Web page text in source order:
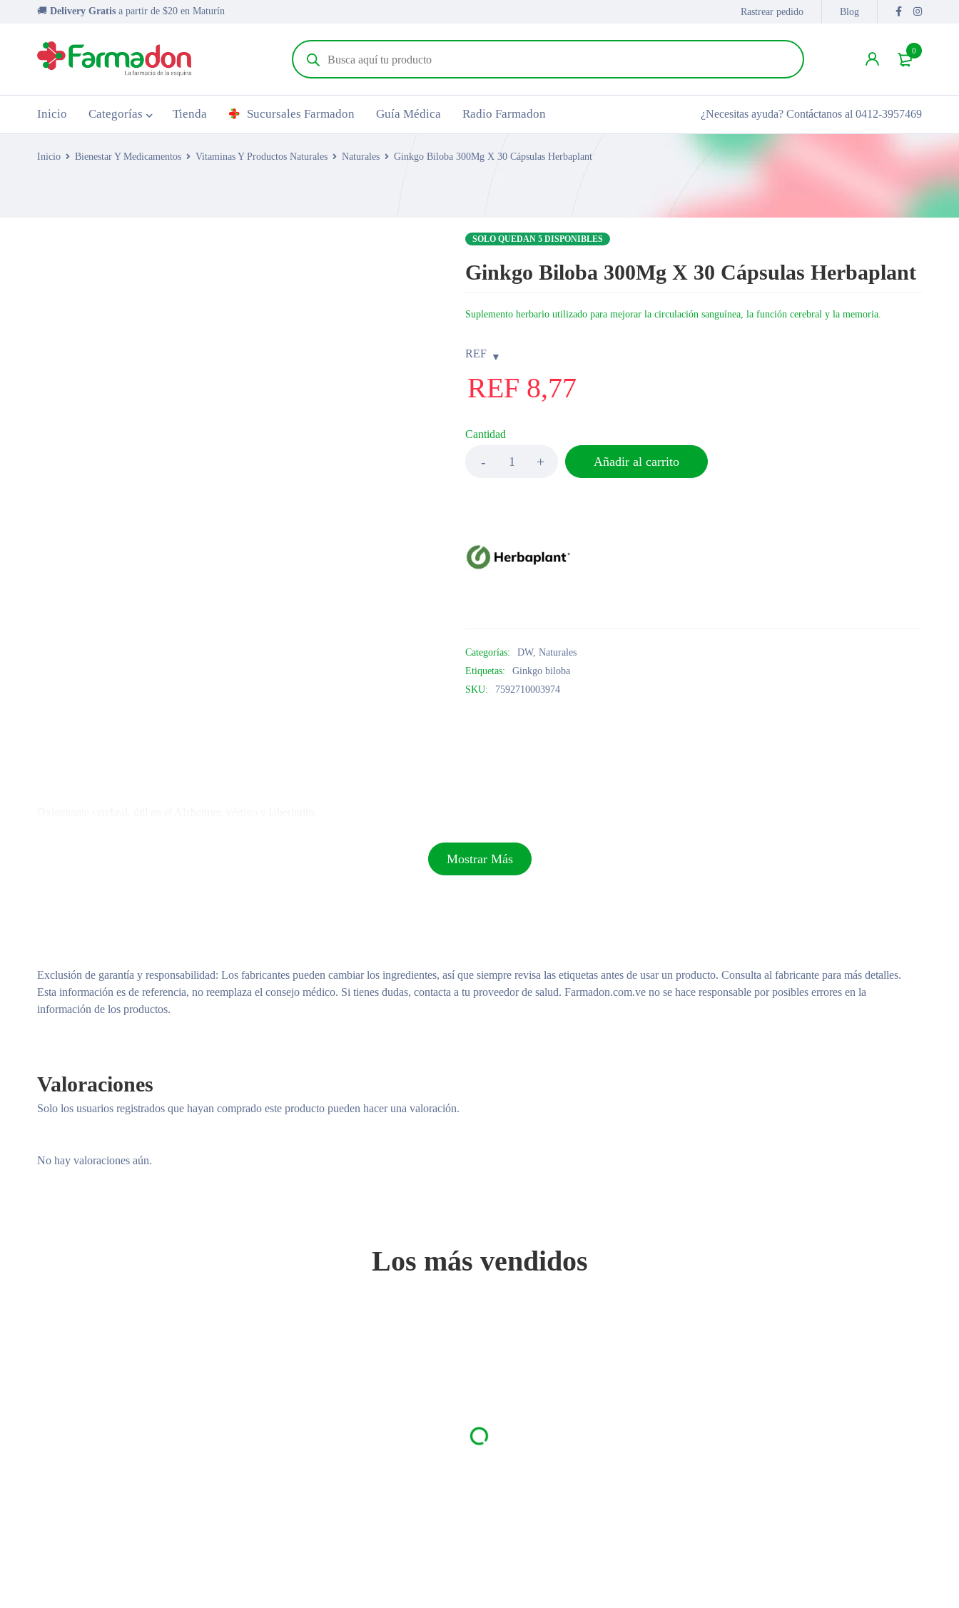
🚚 Delivery Gratis a partir de $20 en Maturín Rastrear pedido Blog
0
Inicio Categorías Tienda Sucursales Farmadon Guía Médica Radio Farmadon ¿Necesitas ayuda? Contáctanos al 0412-3957469
Inicio Bienestar Y Medicamentos Vitaminas Y Productos Naturales Naturales Ginkgo Biloba 300Mg X 30 Cápsulas Herbaplant
SOLO QUEDAN 5 DISPONIBLES
Ginkgo Biloba 300Mg X 30 Cápsulas Herbaplant
Suplemento herbario utilizado para mejorar la circulación sanguínea, la función cerebral y la memoria.
REF
REF 8,77
Cantidad
Añadir al carrito
Categorías: DW,Naturales
Etiquetas:
Ginkgo biloba
SKU:
7592710003974
Mostrar Más
Exclusión de garantía y responsabilidad: Los fabricantes pueden cambiar los ingredientes, así que siempre revisa las etiquetas antes de usar un producto. Consulta al fabricante para más detalles.
Esta información es de referencia, no reemplaza el consejo médico. Si tienes dudas, contacta a tu proveedor de salud. Farmadon.com.ve no se hace responsable por posibles errores en la
información de los productos.
Valoraciones
No hay valoraciones aún.
Solo los usuarios registrados que hayan comprado este producto pueden hacer una valoración.
Los más vendidos